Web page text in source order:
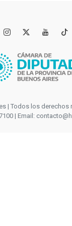

Todos los
| Email: